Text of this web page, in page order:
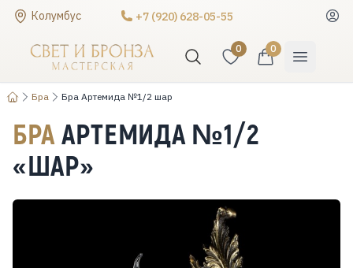
Колумбус +7 (920) 628-05-55
0 0
Бра Бра Артемида №1/2 шар
БРА АРТЕМИДА №1/2
«ШАР»